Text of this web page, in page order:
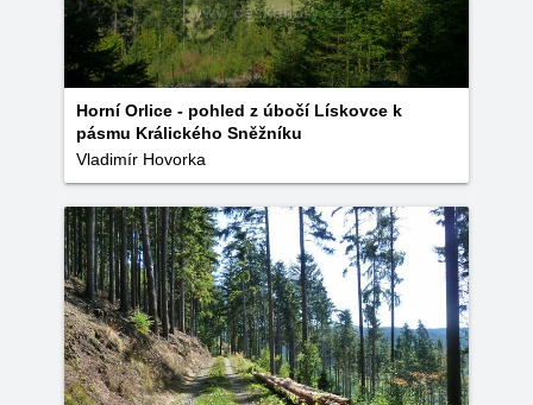
Horní Orlice - pohled z úbočí Lískovce k
pásmu Králického Sněžníku
Vladimír Hovorka